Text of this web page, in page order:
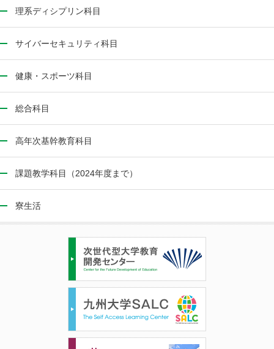
理系ディシプリン科目
サイバーセキュリティ科目
健康・スポーツ科目
総合科目
高年次基幹教育科目
課題教学科目（2024年度まで）
寮生活